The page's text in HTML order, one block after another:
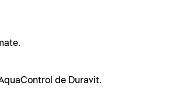
de Duravit.